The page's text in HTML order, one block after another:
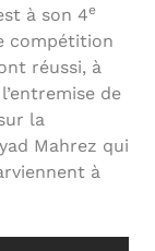
à son 4e
compétition
réussi, à
de
la
Mahrez qui
à